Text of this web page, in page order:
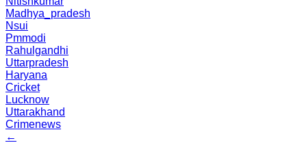
Madhya_pradesh
Nsui
Pmmodi
Rahulgandhi
Uttarpradesh
Haryana
Cricket
Lucknow
Uttarakhand
Crimenews
←